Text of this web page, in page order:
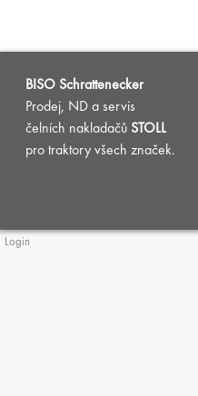
BISO Schrattenecker
Prodej, ND a servis
čelních nakladačů STOLL
pro traktory všech značek.
Login